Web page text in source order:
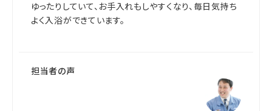
ゆったりしていて、お手入れもしやすくなり、毎日気持ち
よく入浴ができています。
担当者の声